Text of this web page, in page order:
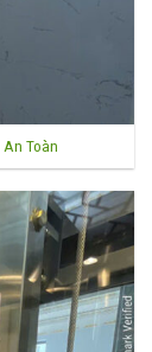
Toàn